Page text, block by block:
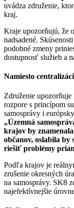
uvádza združenie,
kraj.
Kraje upozorňujú, že
nadsadené.
podobné zmeny
dostupnosť služieb a
Namiesto
Združenie
rozpore s princípom
samosprávy i
„Územná
krajov by
občanov, oslabila by
riešiť problémy
Podľa krajov je
zrušenie okresných
na samosprávy. SK8
najefektívnejšie